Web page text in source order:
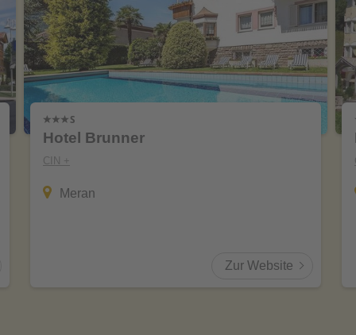
Hotel Brunner
CIN +
Meran
Zur Website